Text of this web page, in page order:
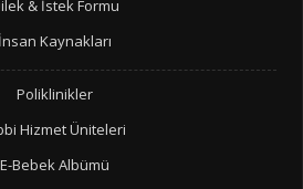
& İstek Formu
İnsan Kaynakları
Poliklinikler
Hizmet Üniteleri
E-Bebek Albümü